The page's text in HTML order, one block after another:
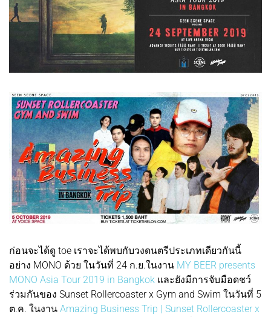
ก่อนจะได้ดู toe เราจะได้พบกับวงดนตรีประเภทเดียวกันนี้
อย่าง MONO ด้วย ในวันที่ 24 ก.ย.ในงาน MY BEER presents
MONO Asia Tour 2019 in Bangkok และยังมีการจับมือดชว์
ร่วมกันของ Sunset Rollercoaster x Gym and Swim ในวันที่ 5
ต.ค. ในงาน Amazing Business Trip | Sunset Rollercoaster x